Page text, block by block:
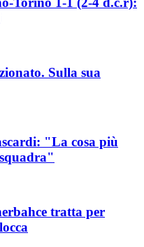
Sulla sua
"La cosa più
tratta per